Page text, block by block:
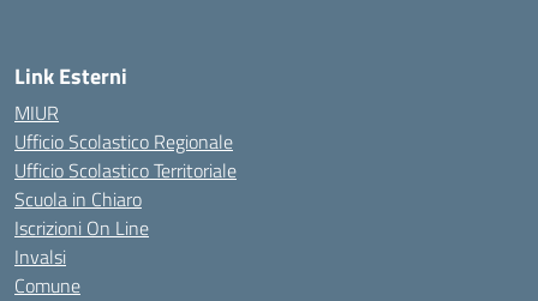
Link Esterni
MIUR
Ufficio Scolastico Regionale
Ufficio Scolastico Territoriale
Scuola in Chiaro
Iscrizioni On Line
Invalsi
Comune